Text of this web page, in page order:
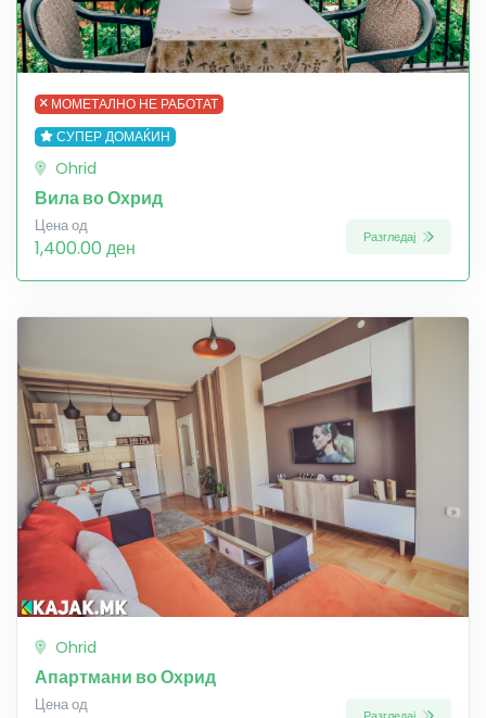
МОМЕТАЛНО НЕ РАБОТАТ
СУПЕР ДОМАЌИН
Ohrid
Вила во Охрид
Цена од
1,400.00 ден Разгледај
Ohrid
Апартмани во Охрид
Цена од